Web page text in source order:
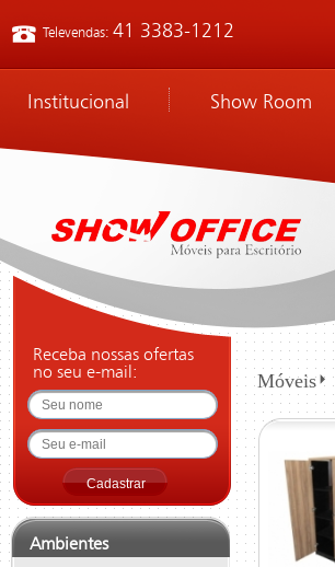
Televendas: 41 3383-1212
Institucional Show Room
Receba nossas ofertas
no seu e-mail:
Ambientes
Móveis